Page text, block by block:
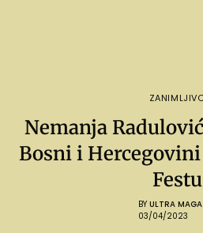
Nemanja
Bosni i
Festu
BY ULTRA
03/04/2023